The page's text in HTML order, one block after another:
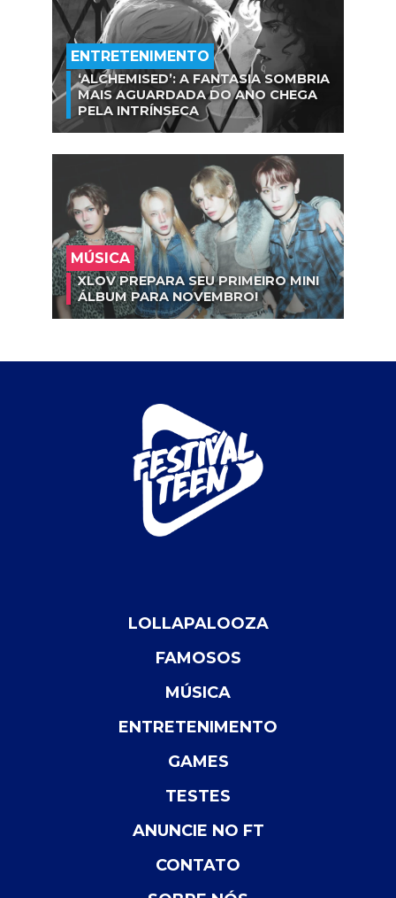
ENTRETENIMENTO
‘ALCHEMISED’: A FANTASIA SOMBRIA
MAIS AGUARDADA DO ANO CHEGA
PELA INTRÍNSECA
MÚSICA
XLOV PREPARA SEU PRIMEIRO MINI
ÁLBUM PARA NOVEMBRO!
LOLLAPALOOZA
FAMOSOS
MÚSICA
ENTRETENIMENTO
GAMES
TESTES
ANUNCIE NO FT
CONTATO